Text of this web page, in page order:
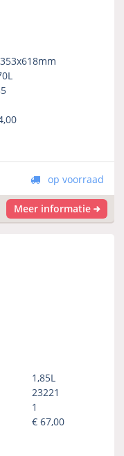
op voorraad
Meer informatie
1,85L
23221
1
€67,00